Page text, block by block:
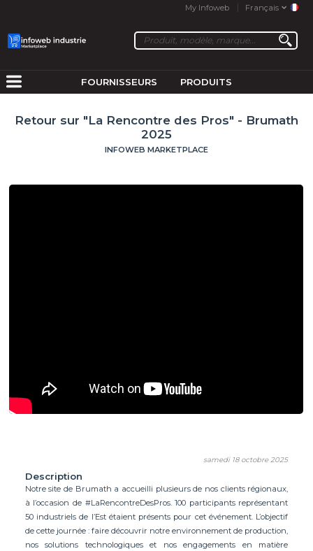
My Infoweb Français
FOURNISSEURS PRODUITS
Retour sur "La Rencontre des Pros" - Brumath
2025
INFOWEB MARKETPLACE
samedi 18 octobre 2025
Description
Notre site de Brumath a accueilli plusieurs de nos clients régionaux,
à l’occasion de #LaRencontreDesPros. 100 participants représentant
50 industriels de l’Est étaient présents pour cet événement. L’objectif
de cette journée : faire découvrir notre environnement de production,
nos solutions technologiques et nos engagements en matière